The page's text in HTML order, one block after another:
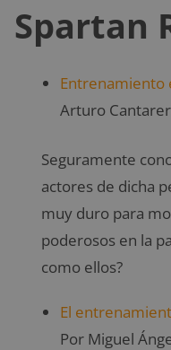
Spartan
Entrenamiento
Arturo
Seguramente
actores de dicha
muy duro para
poderosos en la
como ellos?
El
Por Miguel